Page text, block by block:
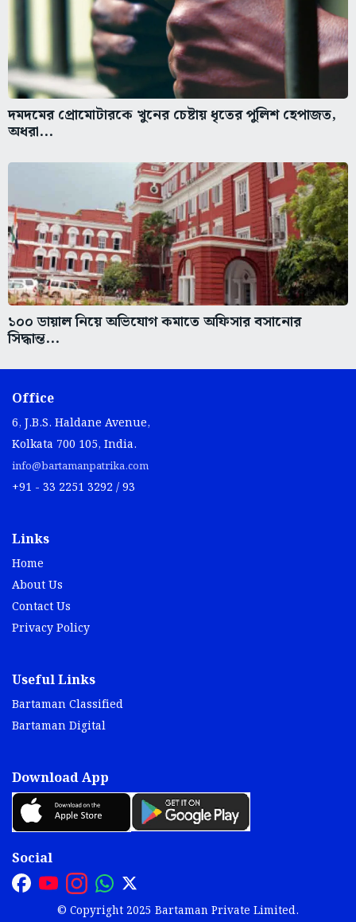
দমদমের প্রোমোটারকে খুনের চেষ্টায় ধৃতের পুলিশ হেপাজত,
অধরা...
১০০ ডায়াল নিয়ে অভিযোগ কমাতে অফিসার বসানোর
সিদ্ধান্ত...
Office
6, J.B.S. Haldane Avenue,
Kolkata 700 105, India.
info@bartamanpatrika.com
+91 - 33 2251 3292 / 93
Links
Home
About Us
Contact Us
Privacy Policy
Useful Links
Bartaman Classified
Bartaman Digital
Download App
Social
© Copyright 2025 Bartaman Private Limited.